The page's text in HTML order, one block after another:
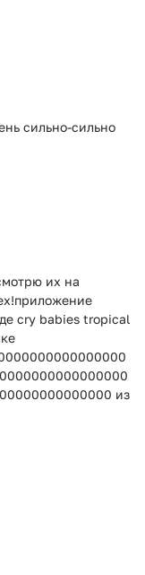
сильно-сильно
их на
cry babies tropical
из